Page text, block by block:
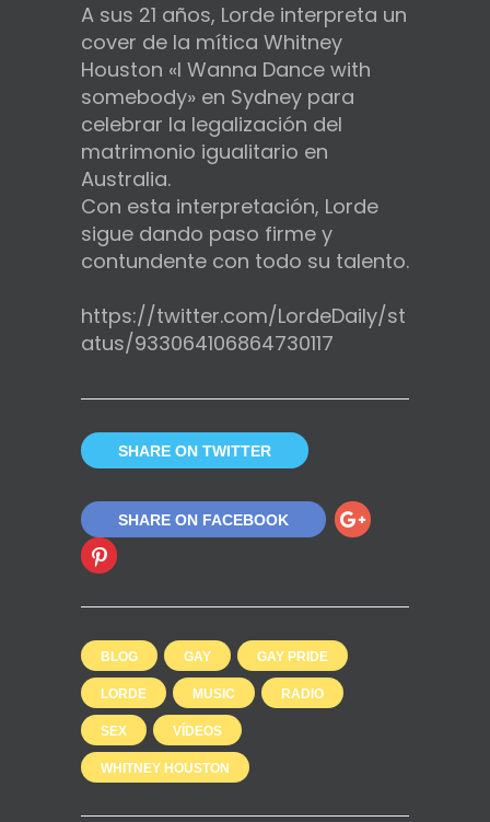
A sus 21 años, Lorde interpreta un
cover de la mítica Whitney
Houston «I Wanna Dance with
somebody» en Sydney para
celebrar la legalización del
matrimonio igualitario en
Australia.
Con esta interpretación, Lorde
sigue dando paso firme y
contundente con todo su talento.
https://twitter.com/LordeDaily/st
atus/933064106864730117
SHARE ON TWITTER
SHARE ON FACEBOOK
BLOG GAY GAY PRIDE
LORDE MUSIC RADIO
SEX VÍDEOS
WHITNEY HOUSTON